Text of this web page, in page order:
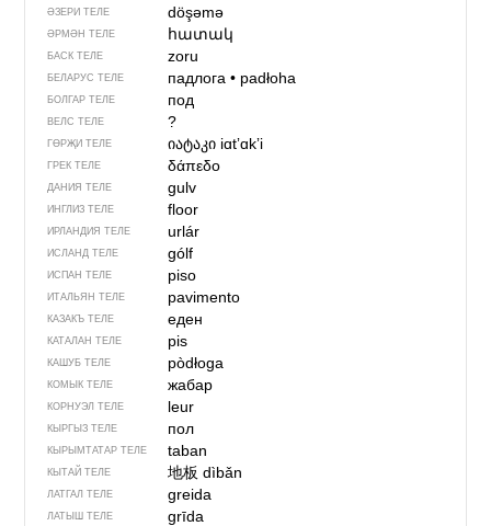
ӘЗЕРИ ТЕЛЕ döşəmə
ӘРМӘН ТЕЛЕ հատակ
БАСК ТЕЛЕ zoru
БЕЛАРУС ТЕЛЕ падлога• padłoha
БОЛГАР ТЕЛЕ под
ВЕЛС ТЕЛЕ ?
ГӨРҖИ ТЕЛЕ იატაკი iɑtʼɑkʼi
ГРЕК ТЕЛЕ δάπεδο
ДАНИЯ ТЕЛЕ gulv
ИНГЛИЗ ТЕЛЕ floor
ИРЛАНДИЯ ТЕЛЕ urlár
ИСЛАНД ТЕЛЕ gólf
ИСПАН ТЕЛЕ piso
ИТАЛЬЯН ТЕЛЕ pavimento
КАЗАКЪ ТЕЛЕ еден
КАТАЛАН ТЕЛЕ pis
КАШУБ ТЕЛЕ pòdłoga
КОМЫК ТЕЛЕ жабар
КОРНУЭЛ ТЕЛЕ leur
КЫРГЫЗ ТЕЛЕ пол
КЫРЫМТАТАР ТЕЛЕ taban
КЫТАЙ ТЕЛЕ 地板dìbǎn
ЛАТГАЛ ТЕЛЕ greida
ЛАТЫШ ТЕЛЕ grīda